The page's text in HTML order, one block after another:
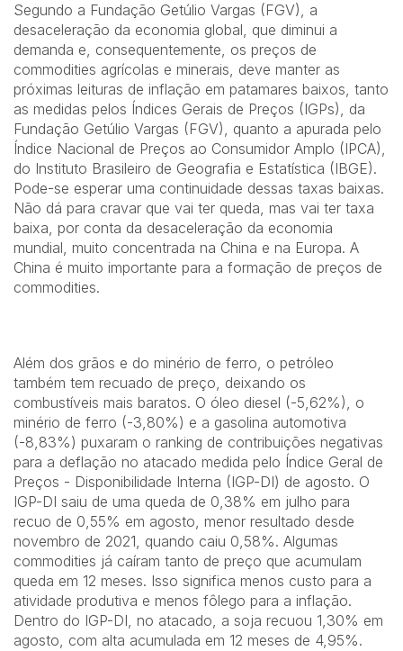
Segundo a Fundação Getúlio Vargas (FGV), a
desaceleração da economia global, que diminui a
demanda e, consequentemente, os preços de
commodities agrícolas e minerais, deve manter as
próximas leituras de inflação em patamares baixos, tanto
as medidas pelos Índices Gerais de Preços (IGPs), da
Fundação Getúlio Vargas (FGV), quanto a apurada pelo
Índice Nacional de Preços ao Consumidor Amplo (IPCA),
do Instituto Brasileiro de Geografia e Estatística (IBGE).
Pode-se esperar uma continuidade dessas taxas baixas.
Não dá para cravar que vai ter queda, mas vai ter taxa
baixa, por conta da desaceleração da economia
mundial, muito concentrada na China e na Europa. A
China é muito importante para a formação de preços de
commodities.
Além dos grãos e do minério de ferro, o petróleo
também tem recuado de preço, deixando os
combustíveis mais baratos. O óleo diesel (-5,62%), o
minério de ferro (-3,80%) e a gasolina automotiva
(-8,83%) puxaram o ranking de contribuições negativas
para a deflação no atacado medida pelo Índice Geral de
Preços - Disponibilidade Interna (IGP-DI) de agosto. O
IGP-DI saiu de uma queda de 0,38% em julho para
recuo de 0,55% em agosto, menor resultado desde
novembro de 2021, quando caiu 0,58%. Algumas
commodities já caíram tanto de preço que acumulam
queda em 12 meses. Isso significa menos custo para a
atividade produtiva e menos fôlego para a inflação.
Dentro do IGP-DI, no atacado, a soja recuou 1,30% em
agosto, com alta acumulada em 12 meses de 4,95%.